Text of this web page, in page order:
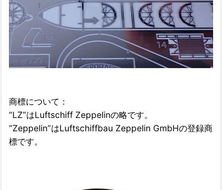
商標について：
“LZ”はLuftschiff Zeppelinの略です。
“Zeppelin”はLuftschiffbau Zeppelin GmbHの登録商
標です。